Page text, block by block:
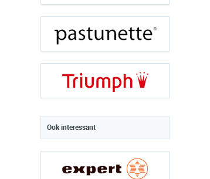
Ook interessant